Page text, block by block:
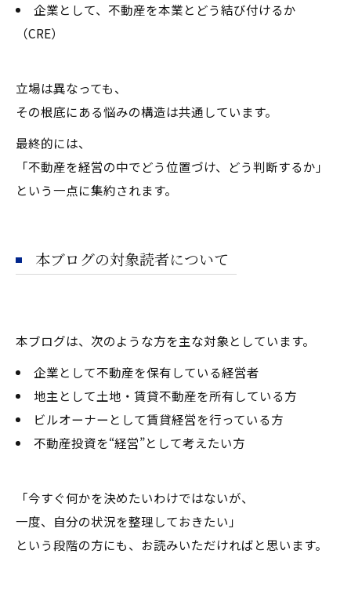
企業として、不動産を本業とどう結び付けるか
（CRE）
立場は異なっても、
その根底にある悩みの構造は共通しています。
最終的には、
「不動産を経営の中でどう位置づけ、どう判断するか」
という一点に集約されます。
本ブログの対象読者について
本ブログは、次のような方を主な対象としています。
企業として不動産を保有している経営者
地主として土地・賃貸不動産を所有している方
ビルオーナーとして賃貸経営を行っている方
不動産投資を“経営”として考えたい方
「今すぐ何かを決めたいわけではないが、
一度、自分の状況を整理しておきたい」
という段階の方にも、お読みいただければと思います。